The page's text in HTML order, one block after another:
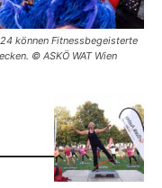
können Fitnessbegeisterte
© ASKÖ WAT Wien